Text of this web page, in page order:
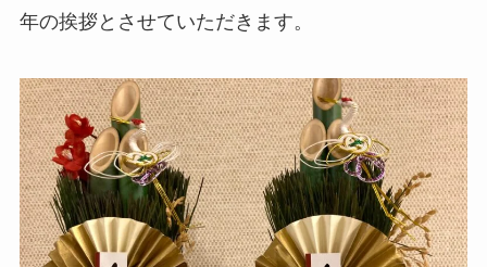
年の挨拶とさせていただきます。